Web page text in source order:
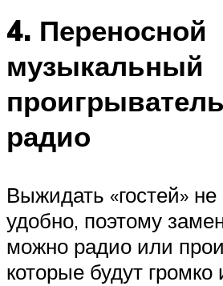
4. Переносной
музыкальный
радио
Выжидать «гостей» не
удобно, поэтому
можно радио или
которые будут громко